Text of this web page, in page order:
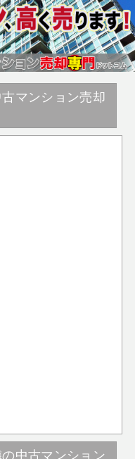
マンション売却
中古マンション